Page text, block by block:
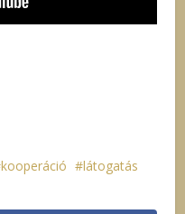
kooperáció
látogatás